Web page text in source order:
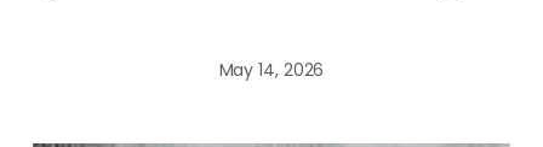
May 14, 2026